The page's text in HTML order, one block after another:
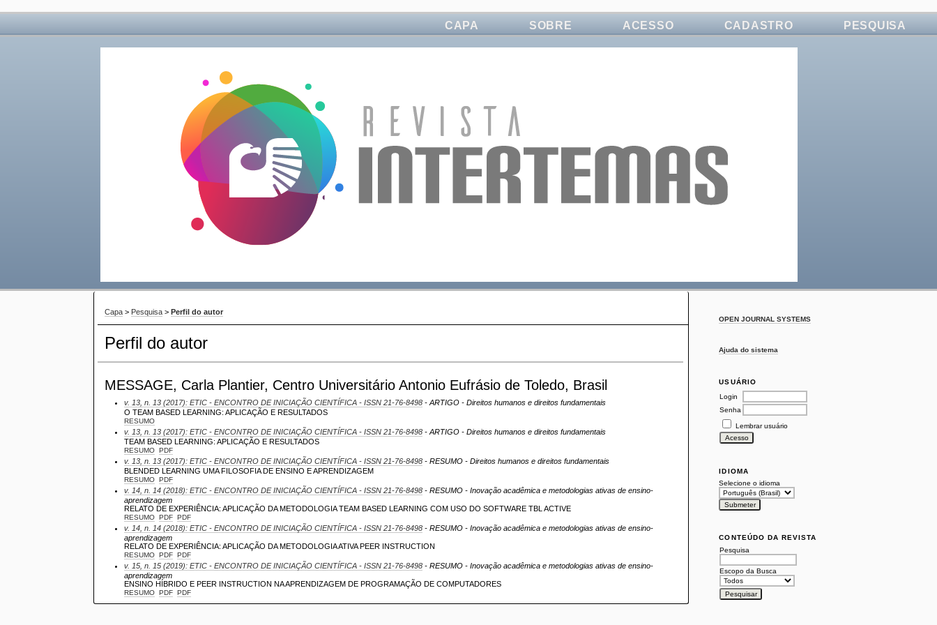
OPEN JOURNAL SYSTEMS
Ajuda do sistema
USUÁRIO
Login
Senha
Lembrar usuário
IDIOMA
Selecione o idioma
CONTEÚDO DA REVISTA
Pesquisa
Escopo da Busca
CAPA SOBRE ACESSO CADASTRO PESQUISA
Capa > Pesquisa >Perfil do autor
Perfil do autor
MESSAGE, Carla Plantier, Centro Universitário Antonio Eufrásio de Toledo, Brasil
v. 13, n. 13 (2017): ETIC - ENCONTRO DE INICIAÇÃO CIENTÍFICA - ISSN 21-76-8498 - ARTIGO - Direitos humanos e direitos fundamentais
O TEAM BASED LEARNING: APLICAÇÃO E RESULTADOS
RESUMO
v. 13, n. 13 (2017): ETIC - ENCONTRO DE INICIAÇÃO CIENTÍFICA - ISSN 21-76-8498 - ARTIGO - Direitos humanos e direitos fundamentais
TEAM BASED LEARNING: APLICAÇÃO E RESULTADOS
RESUMO PDF
v. 13, n. 13 (2017): ETIC - ENCONTRO DE INICIAÇÃO CIENTÍFICA - ISSN 21-76-8498 - RESUMO - Direitos humanos e direitos fundamentais
BLENDED LEARNING UMA FILOSOFIA DE ENSINO E APRENDIZAGEM
RESUMO PDF
v. 14, n. 14 (2018): ETIC - ENCONTRO DE INICIAÇÃO CIENTÍFICA - ISSN 21-76-8498 - RESUMO - Inovação acadêmica e metodologias ativas de ensino-
aprendizagem
RELATO DE EXPERIÊNCIA: APLICAÇÃO DA METODOLOGIA TEAM BASED LEARNING COM USO DO SOFTWARE TBL ACTIVE
RESUMO PDF PDF
v. 14, n. 14 (2018): ETIC - ENCONTRO DE INICIAÇÃO CIENTÍFICA - ISSN 21-76-8498 - RESUMO - Inovação acadêmica e metodologias ativas de ensino-
aprendizagem
RELATO DE EXPERIÊNCIA: APLICAÇÃO DA METODOLOGIA ATIVA PEER INSTRUCTION
RESUMO PDF PDF
v. 15, n. 15 (2019): ETIC - ENCONTRO DE INICIAÇÃO CIENTÍFICA - ISSN 21-76-8498 - RESUMO - Inovação acadêmica e metodologias ativas de ensino-
aprendizagem
ENSINO HÍBRIDO E PEER INSTRUCTION NA APRENDIZAGEM DE PROGRAMAÇÃO DE COMPUTADORES
RESUMO PDF PDF